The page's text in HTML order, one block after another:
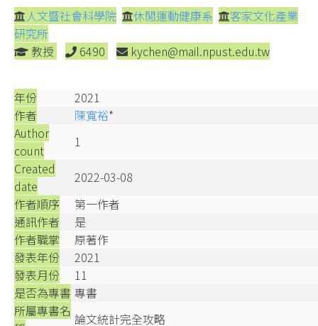
人文暨社會科學院 休閒運動健康系
客家文化產業
研究所
教授
6490 kychen@mail.npust.edu.tw
年份
2021
作者
陳寬裕*
Author
count
1
Created
date
2022-03-08
作者順序
第一作者
通訊作者
是
作者職掌
原著作
發表年份
2021
發表月份
11
是否為專書 專書
所屬專書名 論文統計完全攻略